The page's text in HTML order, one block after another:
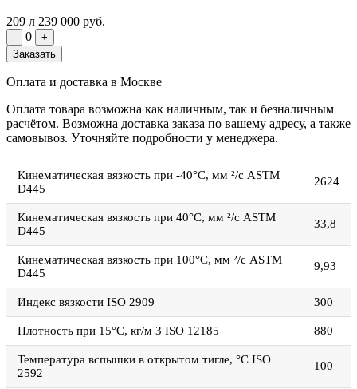
209 л 239 000 руб.
- 0
+
Заказать
Оплата и доставка в Москве
Оплата товара возможна как наличным, так и безналичным
расчётом. Возможна доставка заказа по вашему адресу, а также
самовывоз. Уточняйте подробности у менеджера.
Кинематическая вязкость при -40°C, мм ²/с ASTM
D445
2624
Кинематическая вязкость при 40°C, мм ²/с ASTM
D445
33,8
Кинематическая вязкость при 100°C, мм ²/с ASTM
D445
9,93
Индекс вязкости ISO 2909 300
Плотность при 15°C, кг/м 3 ISO 12185 880
Температура вспышки в открытом тигле, °C ISO
2592
100